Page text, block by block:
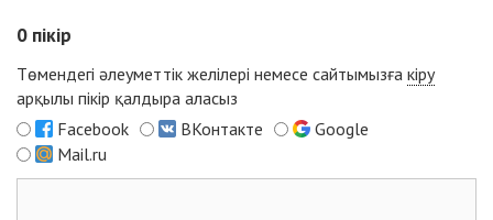
0 пікір
Төмендегі әлеуметтік желілері немесе сайтымызға кіру
арқылы пікір қалдыра аласыз
Facebook
ВКонтакте
Google
Mail.ru